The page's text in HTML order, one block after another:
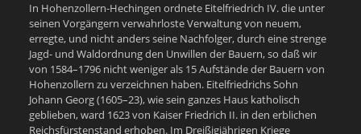
In Hohenzollern-Hechingen ordnete Eitelfriedrich IV. die unter
seinen Vorgängern verwahrloste Verwaltung von neuem,
erregte, und nicht anders seine Nachfolger, durch eine strenge
Jagd- und Waldordnung den Unwillen der Bauern, so daß wir
von 1584–1796 nicht weniger als 15 Aufstände der Bauern von
Hohenzollern zu verzeichnen haben. Eitelfriedrichs Sohn
Johann Georg (1605–23), wie sein ganzes Haus katholisch
geblieben, ward 1623 von Kaiser Friedrich II. in den erblichen
Reichsfürstenstand erhoben. Im Dreißigjährigen Kriege